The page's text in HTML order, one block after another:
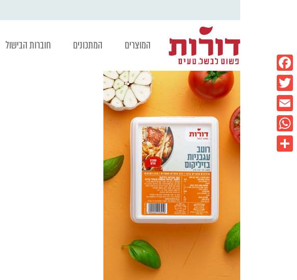
המוצרים המתכונים חוברות הבישול
Facebook
Twitter
Email
WhatsApp